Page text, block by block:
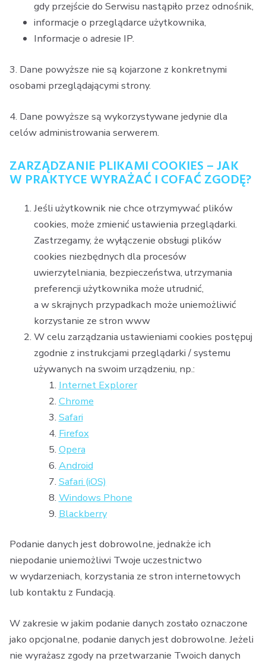
gdy przejście do Serwisu nastąpiło przez odnośnik,
informacje o przeglądarce użytkownika,
Informacje o adresie IP.
3. Dane powyższe nie są kojarzone z konkretnymi
osobami przeglądającymi strony.
4. Dane powyższe są wykorzystywane jedynie dla
celów administrowania serwerem.
ZARZĄDZANIE PLIKAMI COOKIES – JAK
W PRAKTYCE WYRAŻAĆ I COFAĆ ZGODĘ?
Jeśli użytkownik nie chce otrzymywać plików
cookies, może zmienić ustawienia przeglądarki.
Zastrzegamy, że wyłączenie obsługi plików
cookies niezbędnych dla procesów
uwierzytelniania, bezpieczeństwa, utrzymania
preferencji użytkownika może utrudnić,
a w skrajnych przypadkach może uniemożliwić
korzystanie ze stron www
W celu zarządzania ustawieniami cookies postępuj
zgodnie z instrukcjami przeglądarki / systemu
używanych na swoim urządzeniu, np.:
Internet Explorer
Chrome
Safari
Firefox
Opera
Android
Safari (iOS)
Windows Phone
Blackberry
Podanie danych jest dobrowolne, jednakże ich
niepodanie uniemożliwi Twoje uczestnictwo
w wydarzeniach, korzystania ze stron internetowych
lub kontaktu z Fundacją.
W zakresie w jakim podanie danych zostało oznaczone
jako opcjonalne, podanie danych jest dobrowolne. Jeżeli
nie wyrażasz zgody na przetwarzanie Twoich danych